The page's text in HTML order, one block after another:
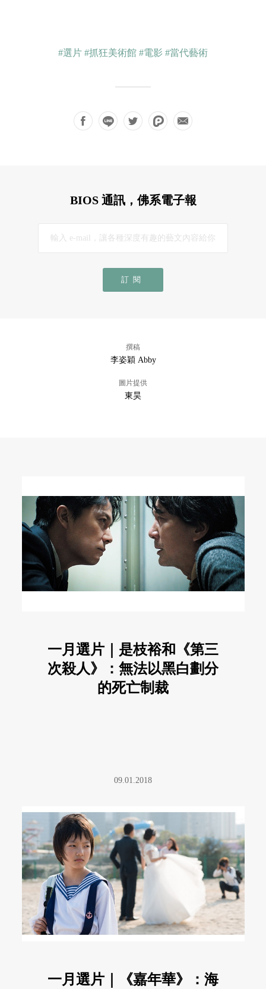
#選片 #抓狂美術館 #電影 #當代藝術
BIOS 通訊，佛系電子報
訂閱
撰稿
李姿穎 Abby
圖片提供
東昊
一月選片｜是枝裕和《第三
次殺人》：無法以黑白劃分
的死亡制裁
09.01.2018
一月選片｜《嘉年華》：海